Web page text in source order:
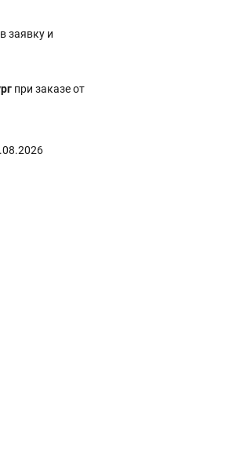
заявку и
при заказе от